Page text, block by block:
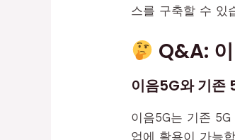
스를 구축할 수 있
Q&A:
이음5G와 기존
이음5G는 기존
업에 활용이 가능